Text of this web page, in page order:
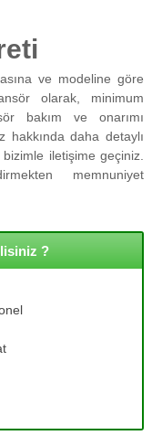
ve modeline göre
olarak, minimum
bakım ve onarımı
hakkında daha detaylı
bizimle iletişime geçiniz.
memnuniyet
?